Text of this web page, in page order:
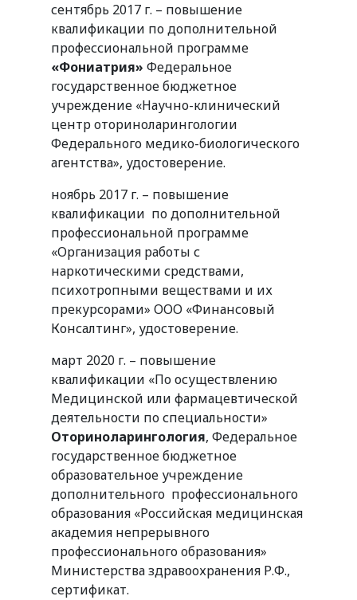
сентябрь 2017 г. – повышение
квалификации по дополнительной
профессиональной программе
«Фониатрия» Федеральное
государственное бюджетное
учреждение «Научно-клинический
центр оториноларингологии
Федерального медико-биологического
агентства», удостоверение.
ноябрь 2017 г. – повышение
квалификации по дополнительной
профессиональной программе
«Организация работы с
наркотическими средствами,
психотропными веществами и их
прекурсорами» ООО «Финансовый
Консалтинг», удостоверение.
март 2020 г. – повышение
квалификации «По осуществлению
Медицинской или фармацевтической
деятельности по специальности»
Оториноларингология, Федеральное
государственное бюджетное
образовательное учреждение
дополнительного профессионального
образования «Российская медицинская
академия непрерывного
профессионального образования»
Министерства здравоохранения Р.Ф.,
сертификат.